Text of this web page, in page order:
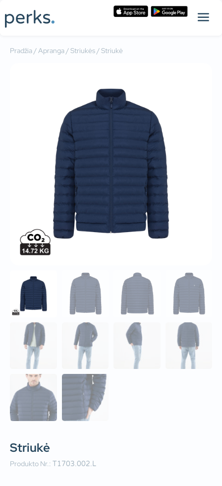
Pradžia/Apranga/Striukės/ Striukė
Striukė
Produkto Nr.: T1703.002.L